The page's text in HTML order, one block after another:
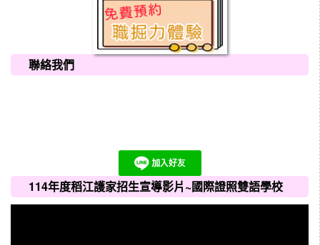
聯絡我們
114年度稻江護家招生宣導影片~國際證照雙語學校